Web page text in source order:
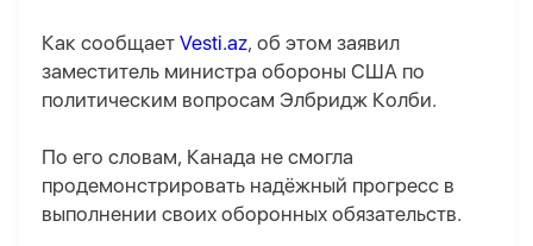
Как сообщает Vesti.az, об этом заявил
заместитель министра обороны США по
политическим вопросам Элбридж Колби.
По его словам, Канада не смогла
продемонстрировать надёжный прогресс в
выполнении своих оборонных обязательств.